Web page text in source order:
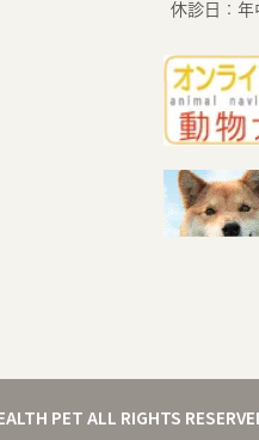
休診日：年
PET ALL RIGHTS